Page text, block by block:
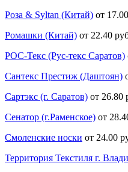
Роза & Syltan (Китай) от
Ромашки (Китай) от 22.40
РОС-Текс (Рус-текс Саратов)
Сантекс Престиж (Даштоян)
Сартэкс (г. Саратов) от 26.80
Сенатор (г.Раменское) от
Смоленские носки от 24.00
Территория Текстиля г.